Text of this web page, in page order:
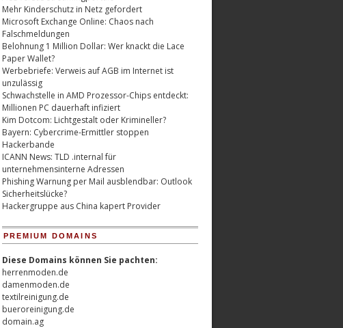
Mehr Kinderschutz in Netz gefordert
Microsoft Exchange Online: Chaos nach
Falschmeldungen
Belohnung 1 Million Dollar: Wer knackt die Lace
Paper Wallet?
Werbebriefe: Verweis auf AGB im Internet ist
unzulässig
Schwachstelle in AMD Prozessor-Chips entdeckt:
Millionen PC dauerhaft infiziert
Kim Dotcom: Lichtgestalt oder Krimineller?
Bayern: Cybercrime-Ermittler stoppen
Hackerbande
ICANN News: TLD .internal für
unternehmensinterne Adressen
Phishing Warnung per Mail ausblendbar: Outlook
Sicherheitslücke?
Hackergruppe aus China kapert Provider
PREMIUM DOMAINS
Diese Domains können Sie pachten:
herrenmoden.de
damenmoden.de
textilreinigung.de
bueroreinigung.de
domain.ag